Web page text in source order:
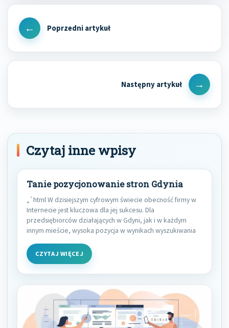
Nawigacja
wpisu
Previous
Next
Post
Czytaj inne wpisy
Tanie pozycjonowanie stron Gdynia
„`html W dzisiejszym cyfrowym świecie obecność firmy w
Internecie jest kluczowa dla jej sukcesu. Dla
przedsiębiorców działających w Gdyni, jak i w każdym
innym mieście, wysoka pozycja w wynikach wyszukiwania
CZYTAJ WIĘCEJ